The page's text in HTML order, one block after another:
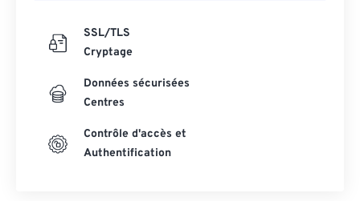
SSL/TLS
Cryptage
Données sécurisées
Centres
Contrôle d'accès et
Authentification